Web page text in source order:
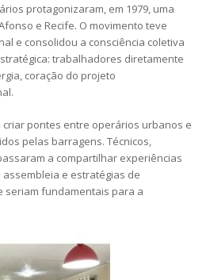
protagonizaram, em 1979, uma
e Recife. O movimento teve
e consolidou a consciência coletiva
trabalhadores diretamente
coração do projeto
criar pontes entre operários urbanos e
pelas barragens. Técnicos,
a compartilhar experiências
e estratégias de
seriam fundamentais para a